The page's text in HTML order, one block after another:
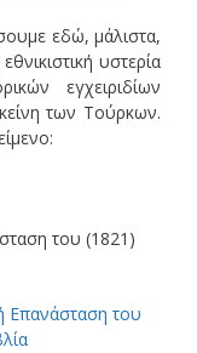
εδώ, μάλιστα,
υστερία
εγχειριδίων
των Τούρκων.
του (1821)